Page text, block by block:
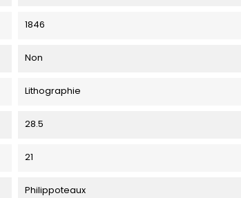
1846
Non
Lithographie
28.5
21
Philippoteaux